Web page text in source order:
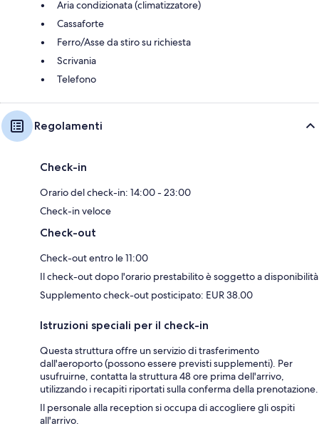
Aria condizionata (climatizzatore)
Cassaforte
Ferro/Asse da stiro su richiesta
Scrivania
Telefono
Regolamenti
Check-in
Orario del check-in: 14:00 - 23:00
Check-in veloce
Check-out
Check-out entro le 11:00
Il check-out dopo l'orario prestabilito è soggetto a disponibilità
Supplemento check-out posticipato: EUR 38.00
Istruzioni speciali per il check-in
Questa struttura offre un servizio di trasferimento
dall'aeroporto (possono essere previsti supplementi). Per
usufruirne, contatta la struttura 48 ore prima dell'arrivo,
utilizzando i recapiti riportati sulla conferma della prenotazione.
Il personale alla reception si occupa di accogliere gli ospiti
all'arrivo.